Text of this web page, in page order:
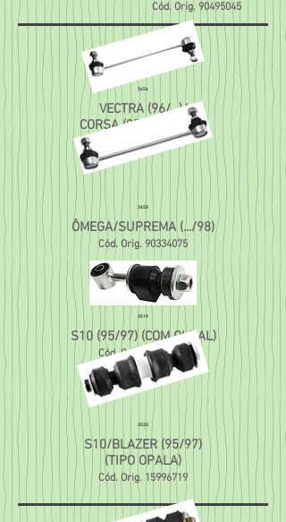
Cód. Orig. 90495045
3454
VECTRA (96/...)/
CORSA (97/...)/MERIVA
Cód. Orig.90496116
3455
ÔMEGA/SUPREMA (.../98)
Cód. Orig. 90334075
3519
S10 (95/97) (COM OLHAL)
Cód. Orig.93231273
3520
S10/BLAZER (95/97)
(TIPO OPALA)
Cód. Orig. 15996719